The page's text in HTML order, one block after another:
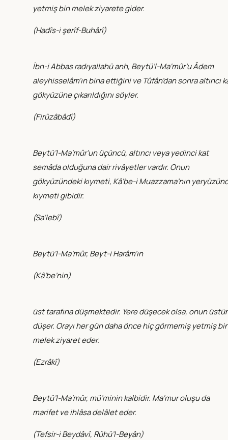
yetmiş bin melek ziyarete gider.
(Hadîs-i şerîf-Buhârî)
İbn-i Abbas radıyallahü anh, Beytü’l-Ma‘mûr’u Âdem
aleyhisselâm’ın bina ettiğini ve Tûfân’dan sonra altıncı
gökyüzüne çıkarıldığını söyler.
(Firûzâbâdî)
Beytü’l-Ma‘mûr’un üçüncü, altıncı veya yedinci kat
semâda olduğuna dair rivâyetler vardır. Onun
gökyüzündeki kıymeti, Kâ‘be-i Muazzama’nın
kıymeti gibidir.
(Sa‘lebî)
Beytü’l-Ma‘mûr, Beyt-i Harâm’ın
(Kâ‘be’nin)
üst tarafına düşmektedir. Yere düşecek olsa, onun
düşer. Orayı her gün daha önce hiç görmemiş yetmiş
melek ziyaret eder.
(Ezrâkî)
Beytü’l-Ma‘mûr, mü’minin kalbidir. Ma‘mur oluşu da
marifet ve ihlâsa delâlet eder.
(Tefsir-i Beydâvî, Rûhü’l-Beyân)